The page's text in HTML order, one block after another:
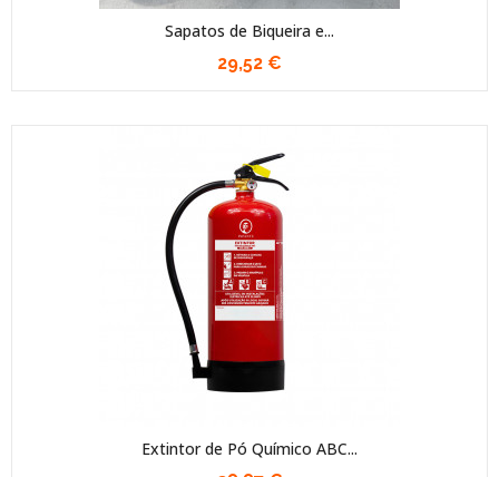
Sapatos de Biqueira e...
29,52 €
Extintor de Pó Químico ABC...